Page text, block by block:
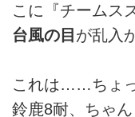
こに『チームス
台風の目 が乱入
これは……ちょ
鈴鹿8耐、ちゃ